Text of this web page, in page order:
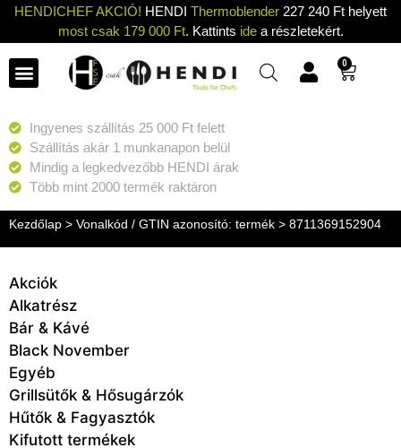
HENDICHEF AKCIÓ! HENDI Thermoblender 227 240 Ft helyett
most csak 179 000 Ft. Kattints idea részletekért.
0
Ingyenes szállítás 25 000 Ft felett
Szállítás akár 1 munkanapon belül
Mindig a legkedvezőbb HENDI árak
Több mint 2000 termék raktáron
Kezdőlap > Vonalkód / GTIN azonosító: termék > 8711369152904
Akciók
Alkatrész
Bár & Kávé
Black November
Egyéb
Grillsütők & Hősugárzók
Hűtők & Fagyasztók
Kifutott termékek